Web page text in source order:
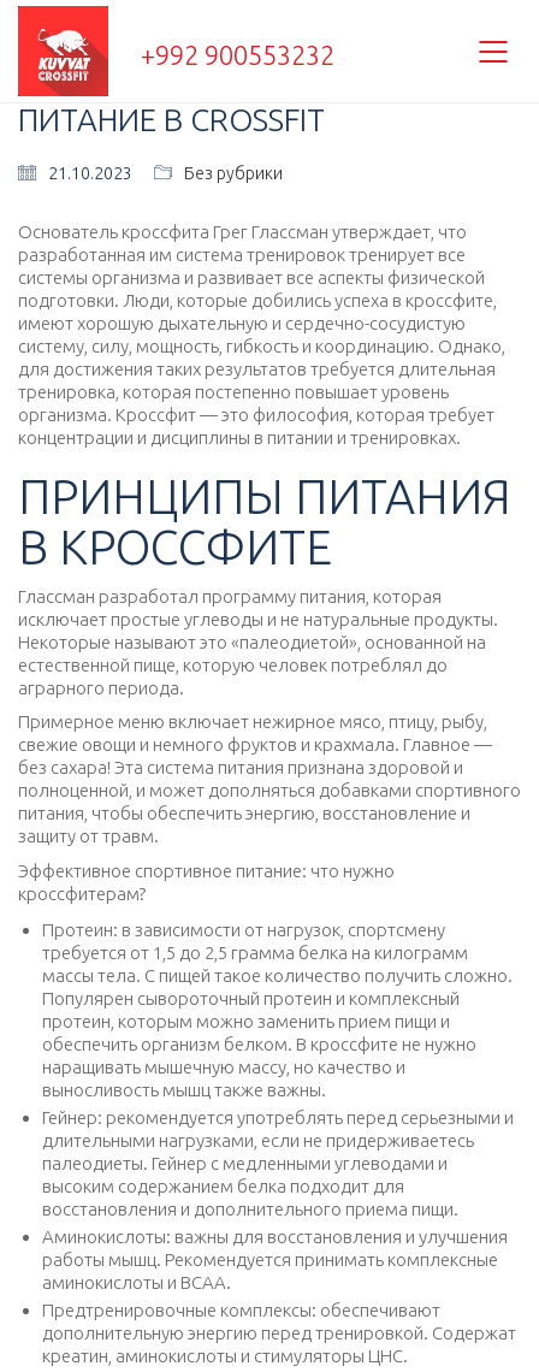
+992 900553232
ПИТАНИЕ В CROSSFIT
21.10.2023 Без рубрики
Основатель кроссфита Грег Глассман утверждает, что
разработанная им система тренировок тренирует все
системы организма и развивает все аспекты физической
подготовки. Люди, которые добились успеха в кроссфите,
имеют хорошую дыхательную и сердечно-сосудистую
систему, силу, мощность, гибкость и координацию. Однако,
для достижения таких результатов требуется длительная
тренировка, которая постепенно повышает уровень
организма. Кроссфит — это философия, которая требует
концентрации и дисциплины в питании и тренировках.
ПРИНЦИПЫ ПИТАНИЯ
В КРОССФИТЕ
Глассман разработал программу питания, которая
исключает простые углеводы и не натуральные продукты.
Некоторые называют это «палеодиетой», основанной на
естественной пище, которую человек потреблял до
аграрного периода.
Примерное меню включает нежирное мясо, птицу, рыбу,
свежие овощи и немного фруктов и крахмала. Главное —
без сахара! Эта система питания признана здоровой и
полноценной, и может дополняться добавками спортивного
питания, чтобы обеспечить энергию, восстановление и
защиту от травм.
Эффективное спортивное питание: что нужно
кроссфитерам?
Протеин: в зависимости от нагрузок, спортсмену
требуется от 1,5 до 2,5 грамма белка на килограмм
массы тела. С пищей такое количество получить сложно.
Популярен сывороточный протеин и комплексный
протеин, которым можно заменить прием пищи и
обеспечить организм белком. В кроссфите не нужно
наращивать мышечную массу, но качество и
выносливость мышц также важны.
Гейнер: рекомендуется употреблять перед серьезными и
длительными нагрузками, если не придерживаетесь
палеодиеты. Гейнер с медленными углеводами и
высоким содержанием белка подходит для
восстановления и дополнительного приема пищи.
Аминокислоты: важны для восстановления и улучшения
работы мышц. Рекомендуется принимать комплексные
аминокислоты и BCAA.
Предтренировочные комплексы: обеспечивают
дополнительную энергию перед тренировкой. Содержат
креатин, аминокислоты и стимуляторы ЦНС.